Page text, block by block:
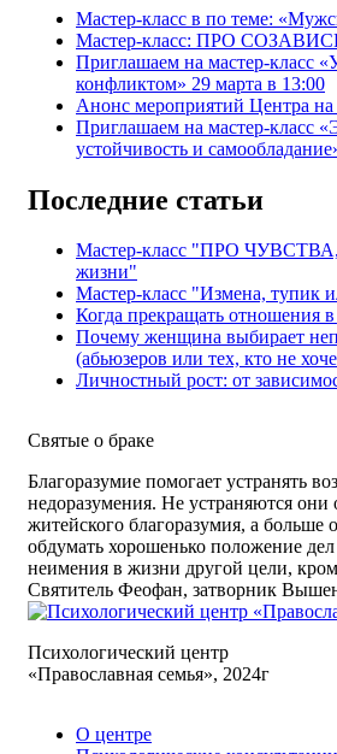
Мастер-класс в по теме:
Мастер-класс: ПРО
Приглашаем на мастер-класс
конфликтом» 29 марта в 13:00
Анонс мероприятий Центра
Приглашаем на мастер-класс
устойчивость и
Последние статьи
Мастер-класс "ПРО ЧУВСТВА,
жизни"
Мастер-класс "Измена, тупик
Когда прекращать отношения
Почему женщина выбирает
(абьюзеров или тех, кто не
Личностный рост: от
Святые о браке
Благоразумие помогает устранять
недоразумения. Не устраняются они
житейского благоразумия, а больше
обдумать хорошенько положение
неимения в жизни другой цели,
Святитель Феофан, затворник
Психологический центр
«Православная семья», 2024г
О центре